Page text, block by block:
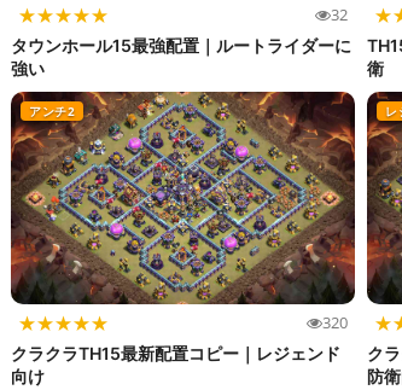
★★★★★ 32
タウンホール15最強配置｜ルートライダーに
強い
★
衛
アンチ2
★★★★★ 320
クラクラTH15最新配置コピー｜レジェンド
向け
レ
★
ク
防